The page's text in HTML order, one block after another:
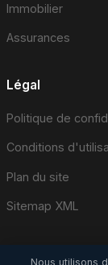
Immobilier
Assurances
Légal
Politique de
Conditions
Plan du site
Sitemap XML
Nous utilisons